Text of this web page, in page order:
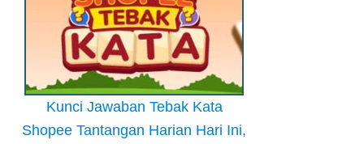
Kunci Jawaban Tebak Kata
Shopee Tantangan Harian Hari Ini,